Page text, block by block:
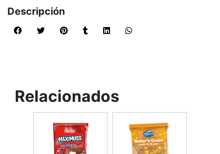
Descripción
Relacionados